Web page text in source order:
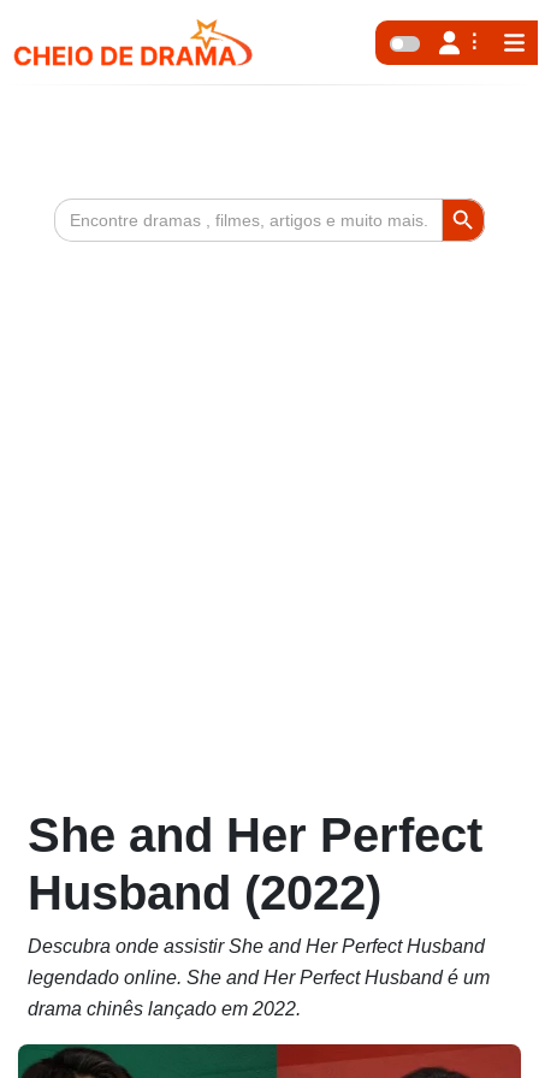
Search
for:
Search Button
She and Her Perfect
Husband (2022)
Descubra onde assistir She and Her Perfect Husband
legendado online. She and Her Perfect Husband é um
drama chinês lançado em 2022.